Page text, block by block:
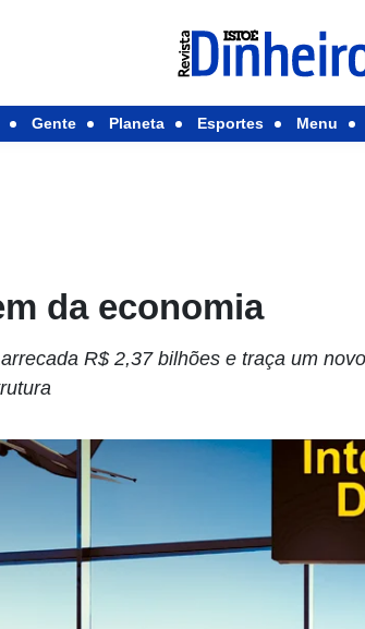
Gente Planeta Esportes Menu
da economia
R$ 2,37 bilhões e traça um